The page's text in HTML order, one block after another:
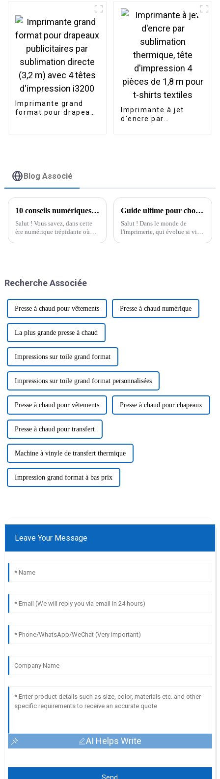
impression par
sublimation, publicité
extérieure
Imprimante grand
format pour drapeaux
Imprimante à jet
d'encre par
Blog Associé
10 conseils numériques pour choisir la meilleure imprimante à t-shirts et obtenir une qualité d'impression optimale
Salut ! Vous savez, dans cette
ère numérique trépidante où
Guide ultime pour choisir la meilleure imprimante à plat UV A1 pour la réussite de votre entreprise
Salut ! Dans le monde de
l'imprimerie, qui évolue si vite,
Recherche Associée
Presse à chaud pour vêtements Presse à chaud numérique
La plus grande presse à chaud
Impressions sur toile grand format
Impressions sur toile grand format personnalisées
Presse à chaud pour vêtements Presse à chaud pour chapeaux
Presse à chaud pour transfert
Machine à vinyle de transfert thermique
Impression grand format à bas prix
Leave Your Message
AI Helps Write
Send